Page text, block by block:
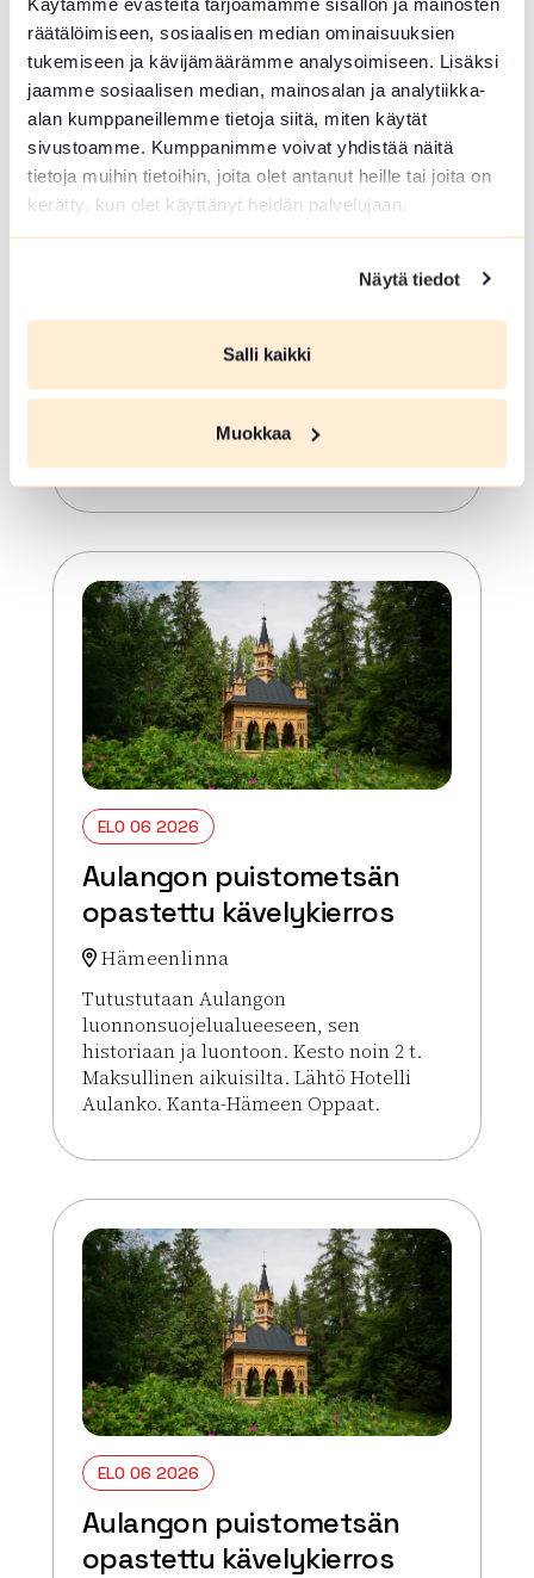
räätälöimiseen, sosiaalisen median ominaisuuksien
tukemiseen ja kävijämäärämme analysoimiseen. Lisäksi
jaamme sosiaalisen median, mainosalan ja analytiikka-
alan kumppaneillemme tietoja siitä, miten käytät
sivustoamme. Kumppanimme voivat yhdistää näitä
tietoja muihin tietoihin, joita olet antanut heille tai joita on
kerätty, kun olet käyttänyt heidän palvelujaan.
Näytä tiedot
Salli kaikki
Muokkaa
ELO 06 2026
Aulangon puistometsän
opastettu kävelykierros
Tutustutaan Aulangon
historiaan ja luontoon. Kesto noin 2 t.
Maksullinen aikuisilta. Lähtö Hotelli
Lue lisää tapahtumasta Aulangon puistometsän
ELO 06 2026
Aulangon puistometsän
opastettu kävelykierros
Hämeenlinna
Tutustutaan Aulangon
luonnonsuojelualueeseen, sen
historiaan ja luontoon. Kesto noin 2 t.
Maksullinen aikuisilta. Lähtö Hotelli
Aulanko. Kanta-Hämeen Oppaat.
Lue lisää tapahtumasta Aulangon puistometsän
ELO 06 2026
Aulangon puistometsän
opastettu kävelykierros